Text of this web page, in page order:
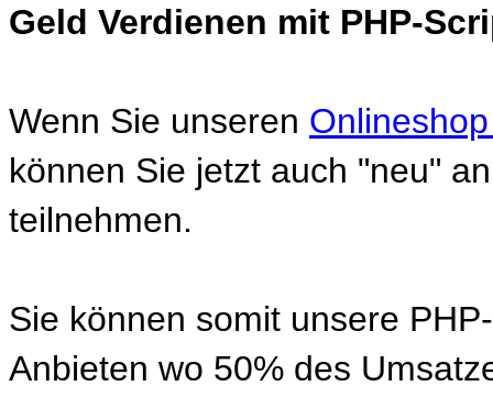
Geld Verdienen mit PHP-
Wenn Sie unseren
können Sie jetzt auch "neu"
teilnehmen.
Sie können somit unsere
Anbieten wo 50% des